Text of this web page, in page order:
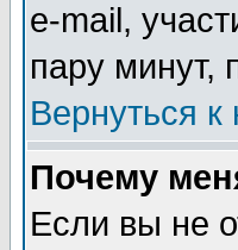
e-mail,
пару минут,
Вернуться к
Почему
Если вы не